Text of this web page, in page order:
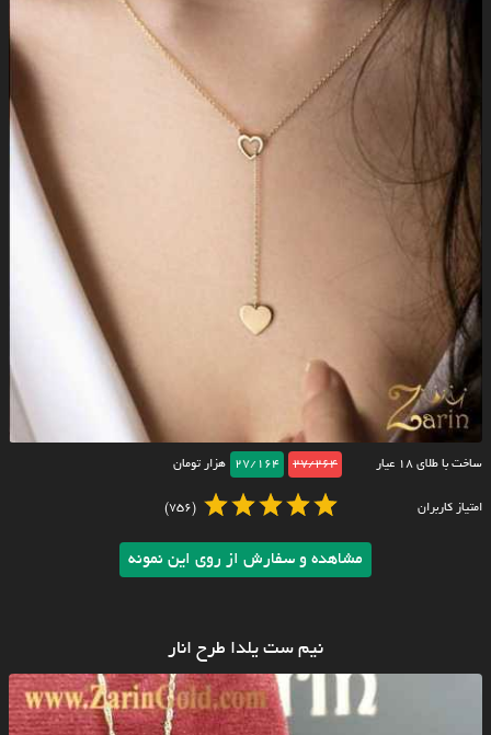
ساخت با طلای ۱۸ عیار 27/264
27/164 هزار تومان
امتیاز کاربران (756)
مشاهده و سفارش از روی این نمونه
نیم ست یلدا طرح انار